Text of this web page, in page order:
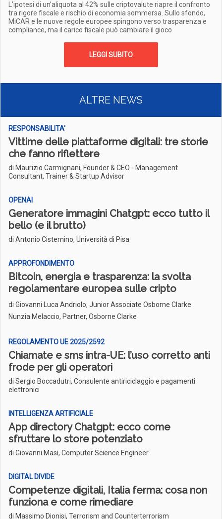
L’ipotesi di un’aliquota al 42% sulle criptovalute riapre il confronto
tra rigore fiscale e rischio di economia sommersa. Sullo sfondo,
MiCAR e le nuove regole europee spingono verso trasparenza e
compliance, ma il carico fiscale può cambiare il gioco
LEGGI SUBITO
ALTRE NEWS
RESPONSABILITA'
Vittime delle piattaforme digitali: tre storie
che fanno riflettere
di Maurizio Carmignani, Founder & CEO - Management
Consultant, Trainer & Startup Advisor
OPENAI
Generatore immagini Chatgpt: ecco tutto il
bello (e il brutto)
di Antonio Cisternino, Università di Pisa
APPROFONDIMENTO
Bitcoin, energia e trasparenza: la svolta
regolamentare europea sulle cripto
di Giovanni Luca Andriolo, Junior Associate Osborne Clarke
Nunzia Melaccio, Partner, Osborne Clarke
REGOLAMENTO UE 2025/2592
Chiamate e sms intra-UE: l’uso corretto anti
frode per gli operatori
di Sergio Boccadutri, Consulente antiriciclaggio e pagamenti
elettronici
INTELLIGENZA ARTIFICIALE
App directory Chatgpt: ecco come
sfruttare lo store potenziato
di Giovanni Masi, Computer Science Engineer
DIGITAL DIVIDE
Competenze digitali, Italia ferma: cosa non
funziona e come rimediare
di Massimo Dionisi, Terrorism and Counterterrorism